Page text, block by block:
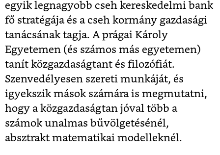
egyik legnagyobb cseh kereskedelmi bank
fő stratégája és a cseh kormány gazdasági
tanácsának tagja. A prágai Károly
Egyetemen (és számos más egyetemen)
tanít közgazdaságtant és filozófiát.
Szenvedélyesen szereti munkáját, és
igyekszik mások számára is megmutatni,
hogy a közgazdaságtan jóval több a
számok unalmas bűvölgetésénél,
absztrakt matematikai modelleknél.